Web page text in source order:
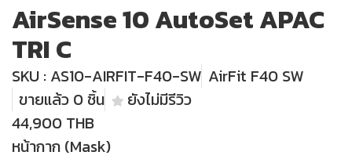
AirSense 10 AutoSet APAC
TRI C
SKU : AS10-AIRFIT-F40-SW AirFit F40 SW
ขายแล้ว 0 ชิ้น
ยังไม่มีรีวิว
44,900 THB
หน้ากาก (Mask)